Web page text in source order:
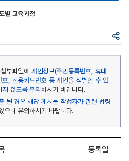
별 교육과정
공
부파일에 개인정보(주민등록번호, 휴대
, 신용카드번호 등 개인을 식별할 수 있
지 않도록 주의하시기 바랍니다.
될 경우 해당 게시물 작성자가 관련 법령
으니 유의하시기 바랍니다.
등록일